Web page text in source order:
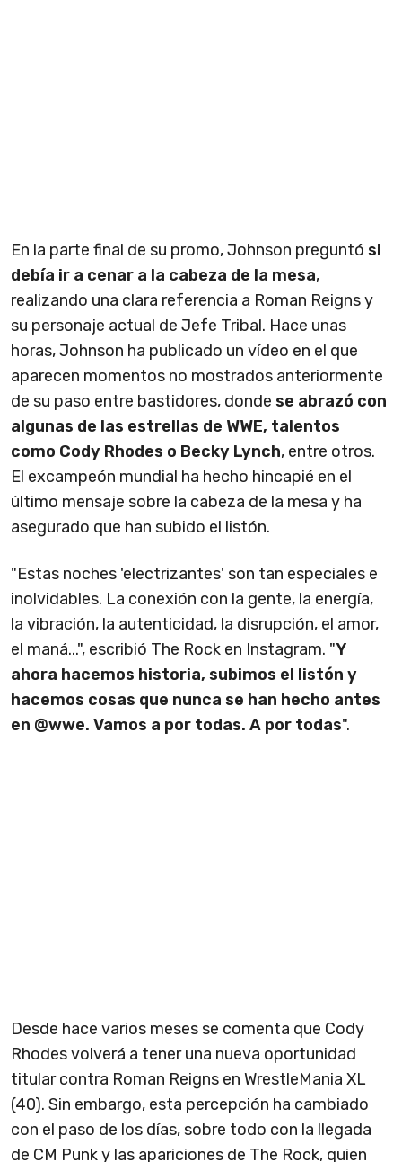
En la parte final de su promo, Johnson preguntó si
debía ir a cenar a la cabeza de la mesa,
realizando una clara referencia a Roman Reigns y
su personaje actual de Jefe Tribal. Hace unas
horas, Johnson ha publicado un vídeo en el que
aparecen momentos no mostrados anteriormente
de su paso entre bastidores, donde se abrazó con
algunas de las estrellas de WWE, talentos
como Cody Rhodes o Becky Lynch, entre otros.
El excampeón mundial ha hecho hincapié en el
último mensaje sobre la cabeza de la mesa y ha
asegurado que han subido el listón.
"Estas noches 'electrizantes' son tan especiales e
inolvidables. La conexión con la gente, la energía,
la vibración, la autenticidad, la disrupción, el amor,
el maná...", escribió The Rock en Instagram. "Y
ahora hacemos historia, subimos el listón y
hacemos cosas que nunca se han hecho antes
en @wwe. Vamos a por todas. A por todas".
Desde hace varios meses se comenta que Cody
Rhodes volverá a tener una nueva oportunidad
titular contra Roman Reigns en WrestleMania XL
(40). Sin embargo, esta percepción ha cambiado
con el paso de los días, sobre todo con la llegada
de CM Punk y las apariciones de The Rock, quien